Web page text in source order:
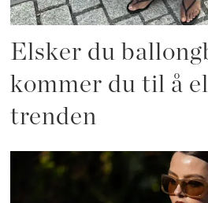
Elsker du
kommer du til å
trenden